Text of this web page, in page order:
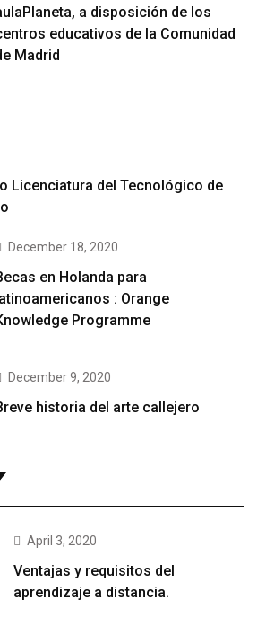
a disposición de los
educativos de la Comunidad
Madrid
Licenciatura del Tecnológico de
December 18, 2020
en Holanda para
: Orange
Programme
December 9, 2020
historia del arte callejero
April 3, 2020
Ventajas y requisitos del
aprendizaje a distancia.